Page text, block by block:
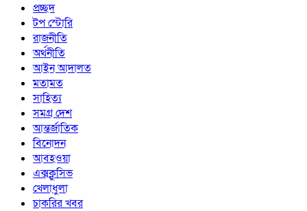
প্রচ্ছদ
টপ স্টোরি
রাজনীতি
অর্থনীতি
আইন আদালত
মতামত
সাহিত্য
সমগ্র দেশ
আন্তর্জাতিক
বিনোদন
আবহওয়া
এক্সক্লুসিভ
খেলাধুলা
চাকরির খবর